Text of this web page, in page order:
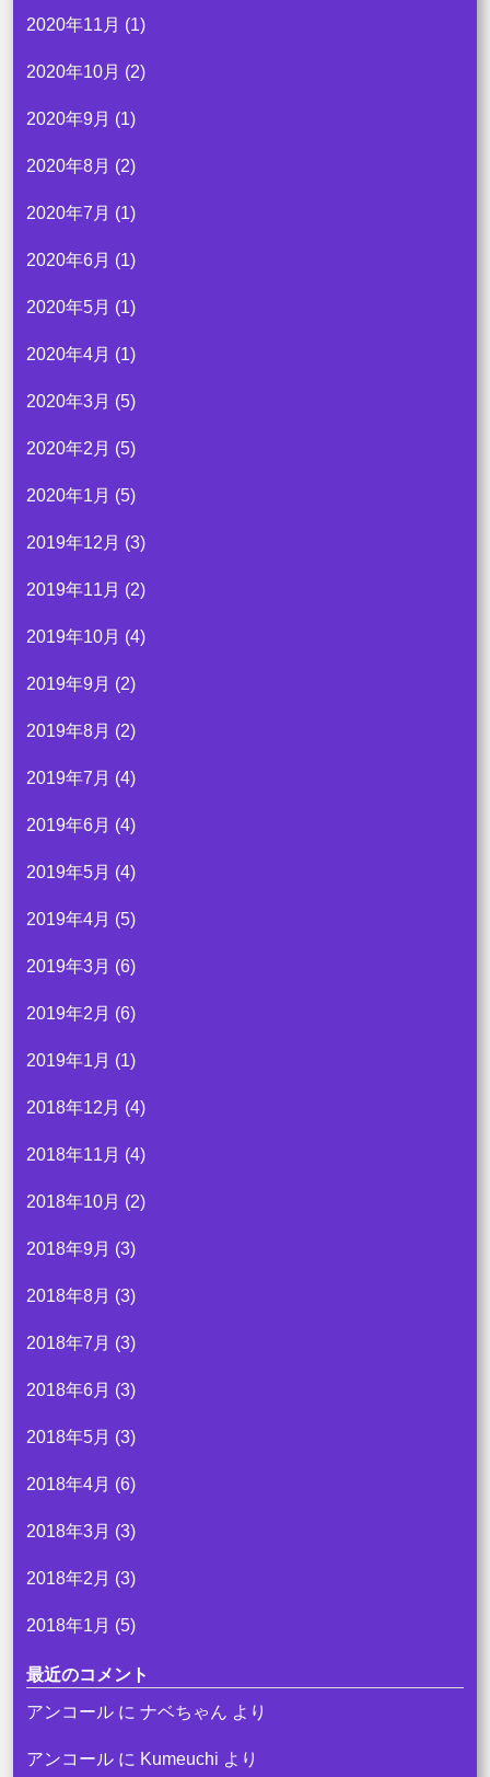
2020年11月 (1)
2020年10月 (2)
2020年9月 (1)
2020年8月 (2)
2020年7月 (1)
2020年6月 (1)
2020年5月 (1)
2020年4月 (1)
2020年3月 (5)
2020年2月 (5)
2020年1月 (5)
2019年12月 (3)
2019年11月 (2)
2019年10月 (4)
2019年9月 (2)
2019年8月 (2)
2019年7月 (4)
2019年6月 (4)
2019年5月 (4)
2019年4月 (5)
2019年3月 (6)
2019年2月 (6)
2019年1月 (1)
2018年12月 (4)
2018年11月 (4)
2018年10月 (2)
2018年9月 (3)
2018年8月 (3)
2018年7月 (3)
2018年6月 (3)
2018年5月 (3)
2018年4月 (6)
2018年3月 (3)
2018年2月 (3)
2018年1月 (5)
最近のコメント
アンコール に ナベちゃん より
アンコール に Kumeuchi より